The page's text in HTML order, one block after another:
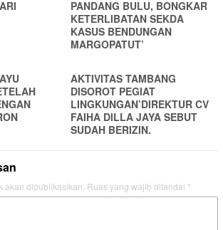
PANDANG BULU, BONGKAR
KETERLIBATAN SEKDA
KASUS BENDUNGAN
MARGOPATUT’
AKTIVITAS TAMBANG
DISOROT PEGIAT
LINGKUNGAN’DIREKTUR CV
FAIHA DILLA JAYA SEBUT
SUDAH BERIZIN.
akan dipublikasikan. Ruas yang wajib ditandai *